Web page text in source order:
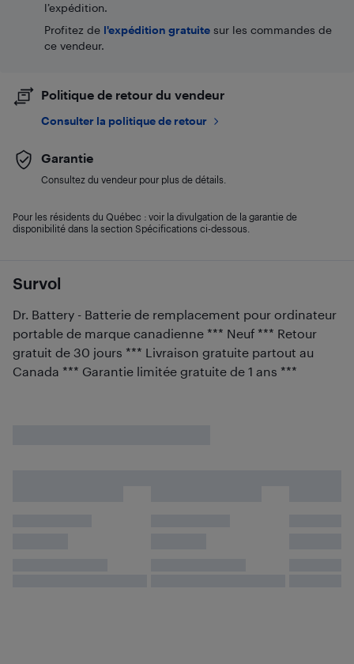
Survol
Dr. Battery - Batterie de remplacement pour ordinateur
portable de marque canadienne *** Neuf *** Retour
gratuit de 30 jours *** Livraison gratuite partout au
Canada *** Garantie limitée gratuite de 1 ans ***
l’expédition.
Profitez de l'expédition gratuite sur les commandes de
ce vendeur.
Politique de retour du vendeur
Consulter la politique de retour
Garantie
Consultez du vendeur pour plus de détails.
Pour les résidents du Québec : voir la divulgation de la garantie de
disponibilité dans la section Spécifications ci-dessous.